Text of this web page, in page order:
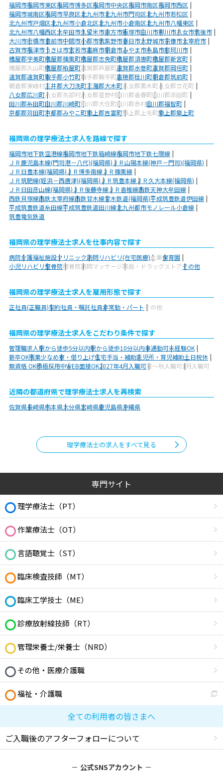
福岡市福岡市東区福岡市博多区福岡市中央区福岡市南区福岡市西区
福岡市城南区福岡市早良区北九州市北九州市門司区北九州市若松区
北九州市戸畑区北九州市小倉北区北九州市小倉南区北九州市八幡東区
北九州市八幡西区大牟田市久留米市直方市飯塚市田川市柳川市八女市筑後市
大川市行橋市豊前市中間市小郡市筑紫野市春日市大野城市宗像市太宰府市
古賀市福津市うきは市宮若市嘉麻市朝倉市みやま市糸島市那珂川市
糟屋郡宇美町糟屋郡篠栗町糟屋郡志免町糟屋郡須惠町糟屋郡新宮町
糟屋郡久山町糟屋郡粕屋町遠賀郡芦屋町遠賀郡水巻町遠賀郡岡垣町
遠賀郡遠賀町鞍手郡小竹町鞍手郡鞍手町嘉穂郡桂川町朝倉郡筑前町
朝倉郡東峰村三井郡大刀洗町三潴郡大木町八女郡黒木町八女郡立花町
八女郡広川町八女郡矢部村八女郡星野村田川郡香春町田川郡添田町
田川郡糸田町田川郡川崎町田川郡大任町田川郡赤村田川郡福智町
京都郡苅田町京都郡みやこ町築上郡吉富町築上郡上毛町築上郡築上町
福岡県の理学療法士求人を路線で探す
福岡市地下鉄空港線福岡市地下鉄箱崎線福岡市地下鉄七隈線
ＪＲ鹿児島本線(門司港－八代)(福岡県)ＪＲ山陽本線(神戸－門司)(福岡県)
ＪＲ日豊本線(福岡県)ＪＲ博多南線ＪＲ篠栗線
ＪＲ筑肥線(姪浜－西唐津)(福岡県)ＪＲ筑豊本線ＪＲ久大本線(福岡県)
ＪＲ日田彦山線(福岡県)ＪＲ後藤寺線ＪＲ香椎線西鉄天神大牟田線
西鉄貝塚線西鉄太宰府線西鉄甘木線甘木鉄道(福岡県)平成筑豊鉄道伊田線
平成筑豊鉄道糸田線平成筑豊鉄道田川線北九州都市モノレール小倉線
筑豊電気鉄道
福岡県の理学療法士求人を仕事内容で探す
病院介護福祉施設クリニック訪問リハビリ(在宅医療)企業保育園
小児リハビリ整骨院接骨院訪問マッサージ薬局・ドラッグストアその他
福岡県の理学療法士求人を雇用形態で探す
正社員(正職員)契約社員・嘱託社員非常勤・パートその他
福岡県の理学療法士求人をこだわり条件で探す
管理職求人駅から徒歩5分以内駅から徒歩10分以内車通勤可未経験OK
新卒OK残業少なめ寮・借り上げ住宅手当・補助託児所・育児補助土日祝休
無資格 OK積極採用中WEB面接OK2027年4月入職可夏～秋入職可1月入職可
近隣の都道府県で理学療法士求人を再検索
佐賀県長崎県熊本県大分県宮崎県鹿児島県沖縄県
理学療法士の求人をすべて見る
専門サイト
理学療法士（PT）
作業療法士（OT）
言語聴覚士（ST）
臨床検査技師（MT）
臨床工学技士（ME）
診療放射線技師（RT）
管理栄養士/栄養士（NRD）
その他・医療介護職
福祉・介護職
全ての利用者の皆さまへ
ご入職後のアフターフォローについて
公式SNSアカウント